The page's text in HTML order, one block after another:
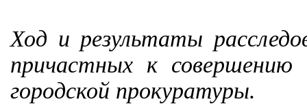
Ход и результаты
причастных к совершению
городской прокуратуры.